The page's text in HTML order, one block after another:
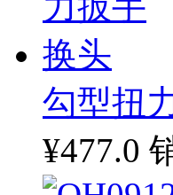
勾型扭
¥477.0